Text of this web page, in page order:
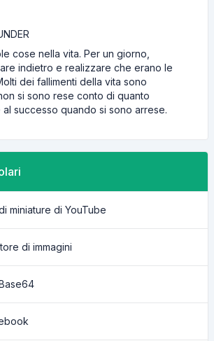
cose nella vita. Per un giorno,
indietro e realizzare che erano le
dei fallimenti della vita sono
si sono rese conto di quanto
successo quando si sono arrese.
miniature di YouTube
di immagini